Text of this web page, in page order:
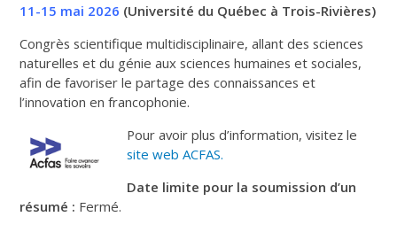
11-15 mai 2026 (Université du Québec à Trois-Rivières)
Congrès scientifique multidisciplinaire, allant des sciences
naturelles et du génie aux sciences humaines et sociales,
afin de favoriser le partage des connaissances et
l’innovation en francophonie.
Pour avoir plus d’information, visitez le
site web ACFAS.
Date limite pour la soumission d’un
résumé : Fermé.